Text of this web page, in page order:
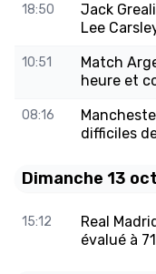
18:50
Jack
Lee
10:51
Match
heure et
08:16
difficiles
Dimanche 13
15:12
Real
évalué à